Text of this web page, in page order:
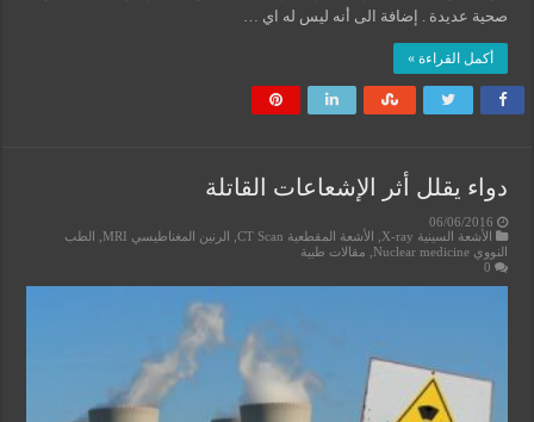
صحية عديدة . إضافة الى أنه ليس له اي …
أكمل القراءة »
دواء يقلل أثر الإشعاعات القاتلة
06/06/2016
الأشعة السينية X-ray
الأشعة المقطعية CT Scan , الرنين المغناطيسي MRI
الطب
النووي Nuclear medicine
مقالات طبية
0